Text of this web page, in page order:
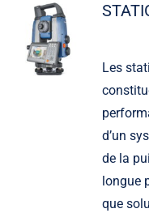
Les
d’un
de la
longue
que